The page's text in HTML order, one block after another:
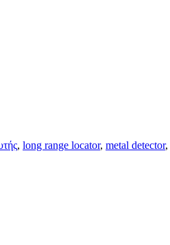
, long range locator, metal detector,